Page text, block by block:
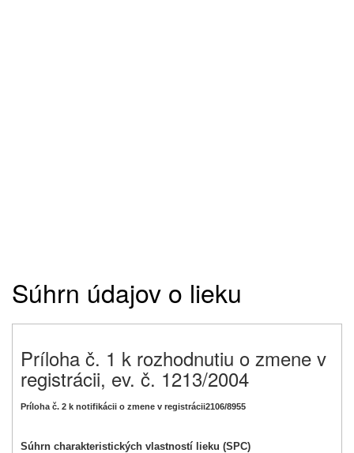
Súhrn údajov o lieku
Príloha č. 1 k rozhodnutiu o zmene v
registrácii, ev. č. 1213/2004
Príloha č. 2 k notifikácii o zmene v registrácii2106/8955
Súhrn charakteristických vlastností lieku (SPC)